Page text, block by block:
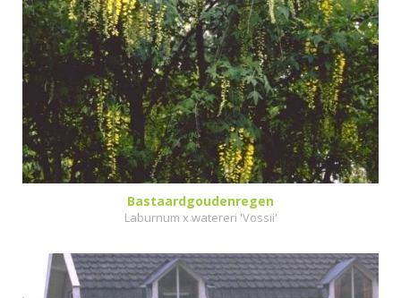
Bastaardgoudenregen
Laburnum x watereri 'Vossii'